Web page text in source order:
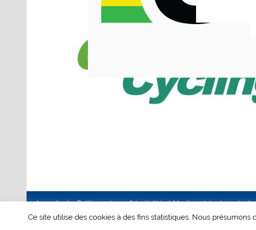
Accueil Politique de confidentialité et Mentions Légales
Ce site utilise des cookies à des fins statistiques. Nous